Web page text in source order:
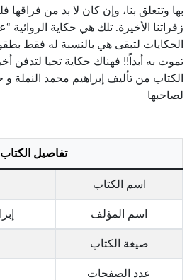
بها وتتعلق بنا، وإن كان لا بد من فراقها
زفراتنا الأخيرة. تلك هي حكاية
الحكايات لتبقى هي بالنسبة له فقط
تموت به أبداً!! فهناك حكاية تحيا لتدفن
الكتاب من تأليف إبراهيم محمد
لصاحبها
تفاصيل الكتاب
اسم الكتاب
اسم المؤلف
صيغة الكتاب
عدد الصفحات